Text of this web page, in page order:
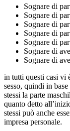
Sognare di
Sognare di
Sognare di
Sognare di
Sognare di
Sognare di
Sognare di
in tutti questi casi vi
sesso, quindi in
stessi la parte
quanto detto
stessi può anche
impresa personale.